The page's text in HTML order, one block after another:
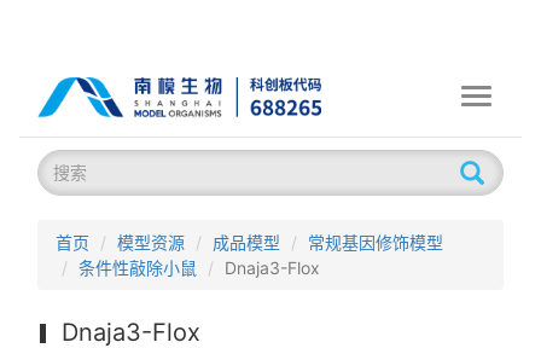
Toggle
首页 模型资源 成品模型
常规基因修饰模型
条件性敲除小鼠
Dnaja3-Flox
Dnaja3-Flox